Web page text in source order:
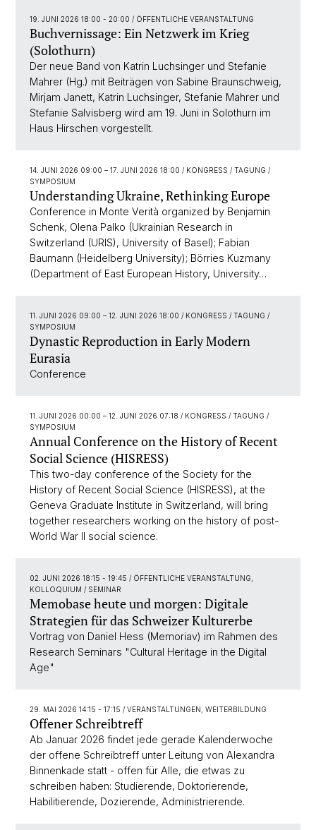
19. JUNI 2026 18:00 - 20:00 / ÖFFENTLICHE VERANSTALTUNG
Buchvernissage: Ein Netzwerk im Krieg
(Solothurn)
Der neue Band von Katrin Luchsinger und Stefanie
Mahrer (Hg.) mit Beiträgen von Sabine Braunschweig,
Mirjam Janett, Katrin Luchsinger, Stefanie Mahrer und
Stefanie Salvisberg wird am 19. Juni in Solothurn im
Haus Hirschen vorgestellt.
14. JUNI 2026 09:00 – 17. JUNI 2026 18:00 / KONGRESS / TAGUNG /
SYMPOSIUM
Understanding Ukraine, Rethinking Europe
Conference in Monte Verità organized by Benjamin
Schenk, Olena Palko (Ukrainian Research in
Switzerland (URIS), University of Basel); Fabian
Baumann (Heidelberg University); Börries Kuzmany
(Department of East European History, University…
11. JUNI 2026 09:00 – 12. JUNI 2026 18:00 / KONGRESS / TAGUNG /
SYMPOSIUM
Dynastic Reproduction in Early Modern
Eurasia
Conference
11. JUNI 2026 00:00 – 12. JUNI 2026 07:18 / KONGRESS / TAGUNG /
SYMPOSIUM
Annual Conference on the History of Recent
Social Science (HISRESS)
This two-day conference of the Society for the
History of Recent Social Science (HISRESS), at the
Geneva Graduate Institute in Switzerland, will bring
together researchers working on the history of post-
World War II social science.
02. JUNI 2026 18:15 - 19:45 / ÖFFENTLICHE VERANSTALTUNG,
KOLLOQUIUM / SEMINAR
Memobase heute und morgen: Digitale
Strategien für das Schweizer Kulturerbe
Vortrag von Daniel Hess (Memoriav) im Rahmen des
Research Seminars "Cultural Heritage in the Digital
Age"
29. MAI 2026 14:15 - 17:15 / VERANSTALTUNGEN, WEITERBILDUNG
Offener Schreibtreff
Ab Januar 2026 findet jede gerade Kalenderwoche
der offene Schreibtreff unter Leitung von Alexandra
Binnenkade statt - offen für Alle, die etwas zu
schreiben haben: Studierende, Doktorierende,
Habilitierende, Dozierende, Administrierende.